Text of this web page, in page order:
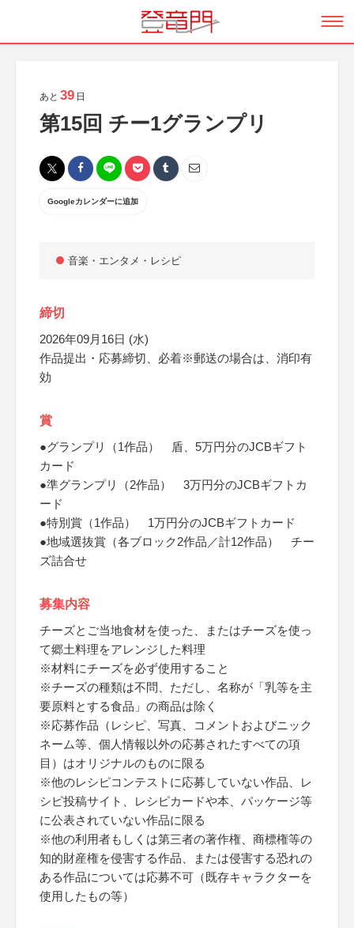
あと 39 日
第15回 チー1グランプリ
Googleカレンダーに追加
音楽・エンタメ・レシピ
締切
2026年09月16日 (水)
作品提出・応募締切、必着※郵送の場合は、消印有
効
賞
●グランプリ（1作品） 盾、5万円分のJCBギフト
カード
●準グランプリ（2作品） 3万円分のJCBギフトカ
ード
●特別賞（1作品） 1万円分のJCBギフトカード
●地域選抜賞（各ブロック2作品／計12作品） チー
ズ詰合せ
募集内容
チーズとご当地食材を使った、またはチーズを使っ
て郷土料理をアレンジした料理
※材料にチーズを必ず使用すること
※チーズの種類は不問、ただし、名称が「乳等を主
要原料とする食品」の商品は除く
※応募作品（レシピ、写真、コメントおよびニック
ネーム等、個人情報以外の応募されたすべての項
目）はオリジナルのものに限る
※他のレシピコンテストに応募していない作品、レ
シピ投稿サイト、レシピカードや本、パッケージ等
に公表されていない作品に限る
※他の利用者もしくは第三者の著作権、商標権等の
知的財産権を侵害する作品、または侵害する恐れの
ある作品については応募不可（既存キャラクターを
使用したもの等）